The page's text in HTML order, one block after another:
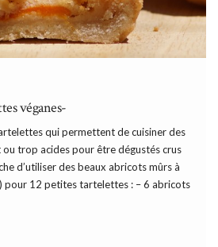
véganes-
qui permettent de cuisiner des
trop acides pour être dégustés crus
d’utiliser des beaux abricots mûrs à
12 petites tartelettes : – 6 abricots